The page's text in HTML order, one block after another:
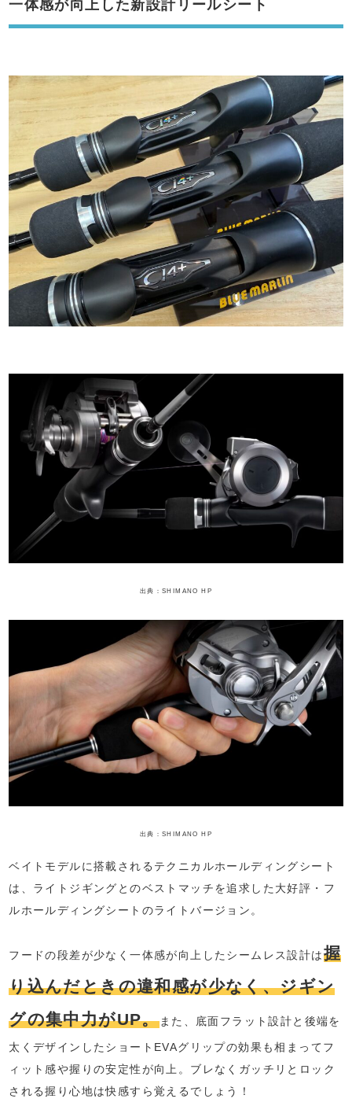
一体感が向上した新設計リールシート
出典：SHIMANO HP
出典：SHIMANO HP
ベイトモデルに搭載されるテクニカルホールディングシート
は、ライトジギングとのベストマッチを追求した大好評・フ
ルホールディングシートのライトバージョン。
フードの段差が少なく一体感が向上したシームレス設計は握
り込んだときの違和感が少なく、ジギン
グの集中力がUP。また、底面フラット設計と後端を
太くデザインしたショートEVAグリップの効果も相まってフ
ィット感や握りの安定性が向上。ブレなくガッチリとロック
される握り心地は快感すら覚えるでしょう！